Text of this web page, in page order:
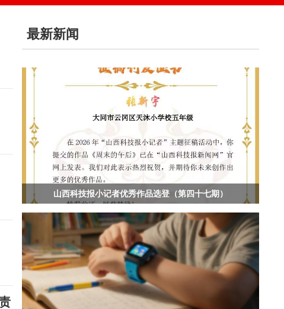
最新新闻
山西科技报小记者优秀作品选登（第四十七期）